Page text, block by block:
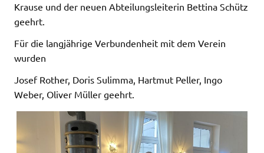
Krause und der neuen Abteilungsleiterin Bettina Schütz
geehrt.
Für die langjährige Verbundenheit mit dem Verein
wurden
Josef Rother, Doris Sulimma, Hartmut Peller, Ingo
Weber, Oliver Müller geehrt.